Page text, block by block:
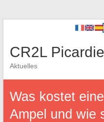
CR2L Picardie
Aktuelles
Was kostet
Ampel und wie